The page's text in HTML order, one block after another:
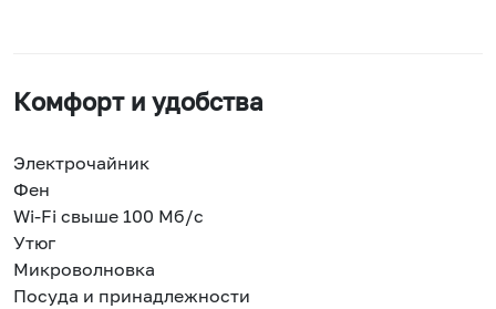
Комфорт и удобства
Электрочайник
Фен
Wi-Fi свыше 100 Мб/с
Утюг
Микроволновка
Посуда и принадлежности